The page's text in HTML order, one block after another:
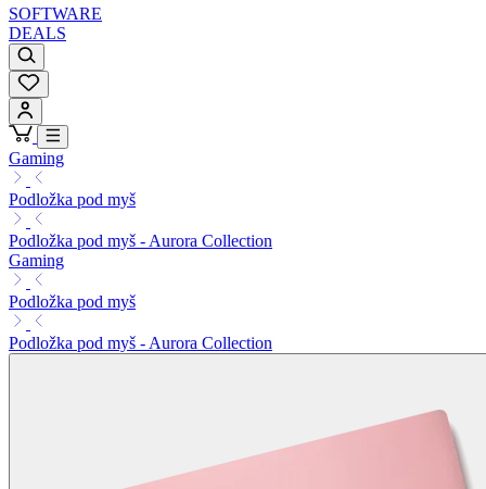
SOFTWARE
DEALS
Gaming
Podložka pod myš
Podložka pod myš - Aurora Collection
Gaming
Podložka pod myš
Podložka pod myš - Aurora Collection